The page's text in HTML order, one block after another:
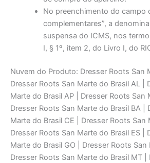
No preenchimento do campo
complementares”, a
suspensa do ICMS, nos
I, § 1º, item 2, do Livro I, do
Nuvem do Produto: Dresser Roots San
Dresser Roots San Marte do Brasil AL |
Marte do Brasil AP | Dresser Roots San
Dresser Roots San Marte do Brasil BA |
Marte do Brasil CE | Dresser Roots San
Dresser Roots San Marte do Brasil ES |
Marte do Brasil GO | Dresser Roots San
Dresser Roots San Marte do Brasil MT |